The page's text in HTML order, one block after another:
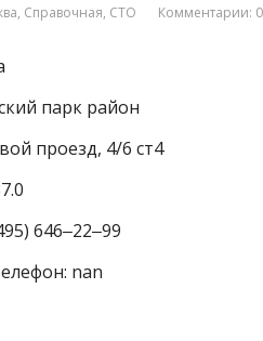
, Справочная, СТО Комментарии: 0
парк район
проезд, 4/6 ст4
646‒22‒99
nan